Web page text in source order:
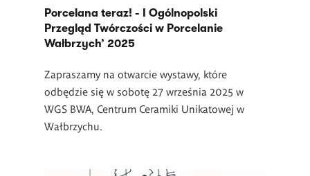
Porcelana teraz! - I Ogólnopolski
Przegląd Twórczości w Porcelanie
Wałbrzych’ 2025
Zapraszamy na otwarcie wystawy, które
odbędzie się w sobotę 27 września 2025 w
WGS BWA, Centrum Ceramiki Unikatowej w
Wałbrzychu.